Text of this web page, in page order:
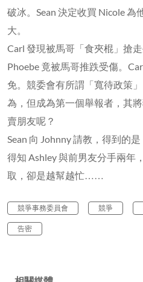
破冰。Sean 決定收買 Nicole
大。
Carl 發現被馬哥「食夾棍」搶
Phoebe 竟被馬哥推跌受傷。
免。競委會有所謂「寬待政策
為，但成為第一個舉報者，其
賣朋友呢？
Sean 向 Johnny 請教，得到的
得知 Ashley 與前男友分手兩年
取，卻是越幫越忙……
競爭事務委員會 競爭
告密